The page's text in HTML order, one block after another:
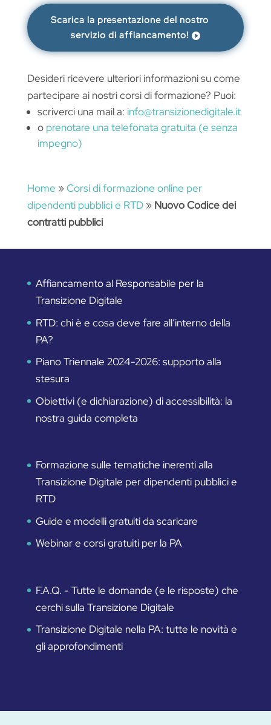
Scarica la presentazione del nostro
servizio di affiancamento!
Desideri ricevere ulteriori informazioni su come
partecipare ai nostri corsi di formazione? Puoi:
scriverci una mail a: info@transizionedigitale.it
o prenotare una telefonata gratuita (e senza
impegno)
Home »Corsi di formazione online per
dipendenti pubblici e RTD» Nuovo Codice dei
contratti pubblici
Affiancamento al Responsabile per la
Transizione Digitale
RTD: chi è e cosa deve fare all’interno della
PA?
Piano Triennale 2024-2026: supporto alla
stesura
Obiettivi (e dichiarazione) di accessibilità: la
nostra guida completa
Formazione sulle tematiche inerenti alla
Transizione Digitale per dipendenti pubblici e
RTD
Guide e modelli gratuiti da scaricare
Webinar e corsi gratuiti per la PA
F.A.Q. - Tutte le domande (e le risposte) che
cerchi sulla Transizione Digitale
Transizione Digitale nella PA: tutte le novità e
gli approfondimenti